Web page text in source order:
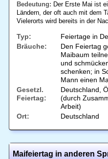
Bedeutung: Der Erste Mai ist
Ländern, der oft auch mit dem
Vielerorts wird bereits in der
Typ:
Feiertage in
Bräuche:
Den Feiertag
Maibaum
und
schenken; in
Mann einen
Gesetzl.
Feiertag:
Deutschland,
(durch
Arbeit)
Ort:
Deutschland
Maifeiertag in anderen